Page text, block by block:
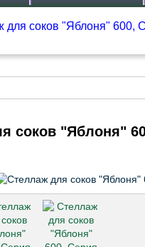
для соков "Яблоня" 600,
соков "Яблоня"